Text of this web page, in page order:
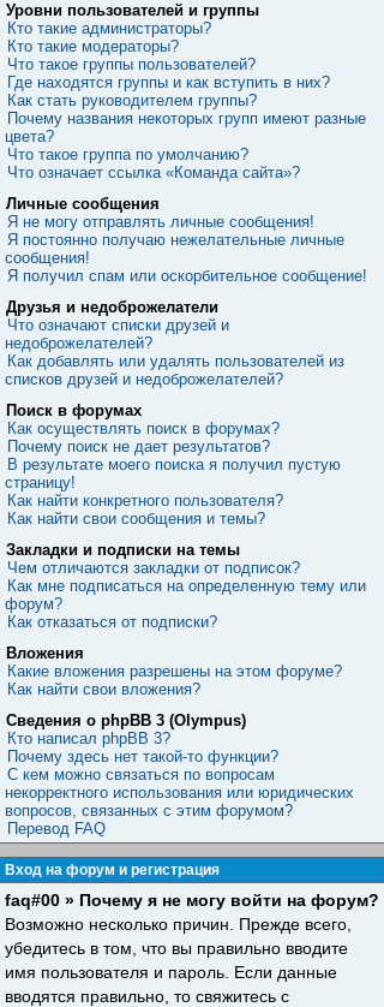
Уровни пользователей и группы
Кто такие администраторы?
Кто такие модераторы?
Что такое группы пользователей?
Где находятся группы и как вступить в них?
Как стать руководителем группы?
Почему названия некоторых групп имеют разные
цвета?
Что такое группа по умолчанию?
Что означает ссылка «Команда сайта»?
Личные сообщения
Я не могу отправлять личные сообщения!
Я постоянно получаю нежелательные личные
сообщения!
Я получил спам или оскорбительное сообщение!
Друзья и недоброжелатели
Что означают списки друзей и
недоброжелателей?
Как добавлять или удалять пользователей из
списков друзей и недоброжелателей?
Поиск в форумах
Как осуществлять поиск в форумах?
Почему поиск не дает результатов?
В результате моего поиска я получил пустую
страницу!
Как найти конкретного пользователя?
Как найти свои сообщения и темы?
Закладки и подписки на темы
Чем отличаются закладки от подписок?
Как мне подписаться на определенную тему или
форум?
Как отказаться от подписки?
Вложения
Какие вложения разрешены на этом форуме?
Как найти свои вложения?
Сведения о phpBB 3 (Olympus)
Кто написал phpBB 3?
Почему здесь нет такой-то функции?
С кем можно связаться по вопросам
некорректного использования или юридических
вопросов, связанных с этим форумом?
Перевод FAQ
Вход на форум и регистрация
faq#00 » Почему я не могу войти на форум?
Возможно несколько причин. Прежде всего,
убедитесь в том, что вы правильно вводите
имя пользователя и пароль. Если данные
вводятся правильно, то свяжитесь с